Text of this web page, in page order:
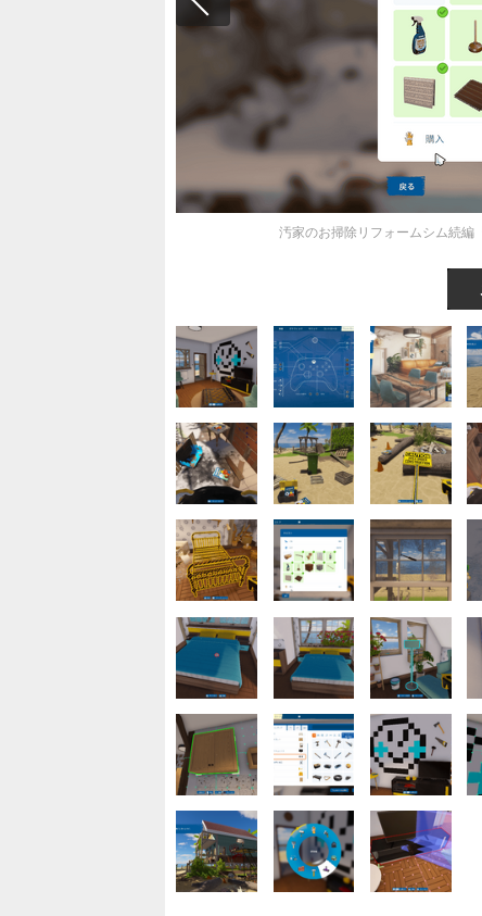
汚家のお掃除リフォームシム続編